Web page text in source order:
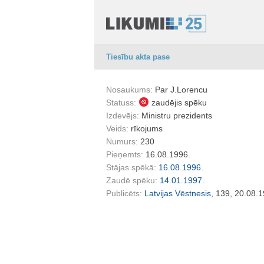
Tiesību akta pase
Nosaukums: Par J.Lorencu
Statuss:
zaudējis spēku
Izdevējs: Ministru prezidents
Veids: rīkojums
Numurs: 230
Pieņemts: 16.08.1996.
Stājas spēkā: 16.08.1996.
Zaudē spēku: 14.01.1997.
Publicēts: Latvijas Vēstnesis , 139,